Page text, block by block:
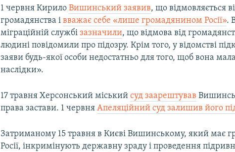
1 червня КирилоВишинський заявив, що відмовляється
громадянства івважає себе «лише громадянином Росії».
міграційній службізазначили, що відмова від
людині повідомили про підозру. Крім того, у відомстві
заяви будь-якої особи недостатньо для того, щоб вона
наслідки».
17 травня Херсонський міськийсуд заарештував
права застави. 1 червняАпеляційний суд залишив його
Затриманому 15 травня в Києві Вишинському, який має
Росії, інкримінують державну зраду і проведення